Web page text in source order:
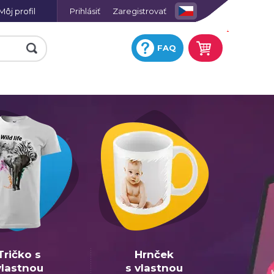
Prihlásiť Zaregistrovať
profil
FAQ
Fotohodiny na plátne so
skrytým rámom
Fotografia na hliníkovej
Fotoobraz AKRYL
Keramická obkladačka s
potlačou
Hracie karty s vlastnou
Tričko omaľovánka
Zástera s potlačou
s
Hrnček
s vlastnou